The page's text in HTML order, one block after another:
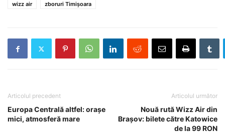
wizz air
zboruri Timișoara
Articolul precedent
Europa Centrală altfel: orașe
mici, atmosferă mare
Articolul următor
Nouă rută Wizz Air din
Brașov: bilete către Katowice
de la 99 RON